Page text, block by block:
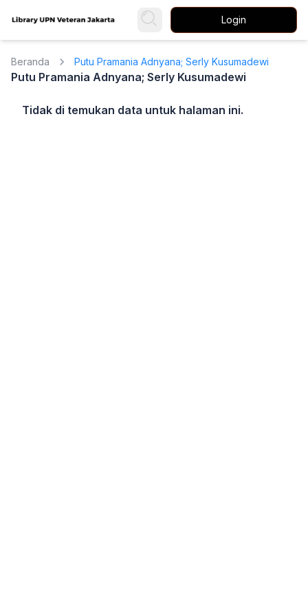
Login
Beranda Putu Pramania Adnyana; Serly Kusumadewi
Putu Pramania Adnyana; Serly Kusumadewi
Tidak di temukan data untuk halaman ini.